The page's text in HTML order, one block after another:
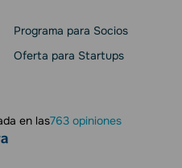
Programa para Socios
Oferta para Startups
en las763 opiniones